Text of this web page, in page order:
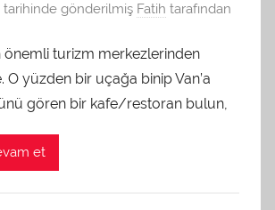
tarihinde gönderilmiş Fatih tarafından
önemli turizm merkezlerinden
O yüzden bir uçağa binip Van’a
gören bir kafe/restoran bulun,
et